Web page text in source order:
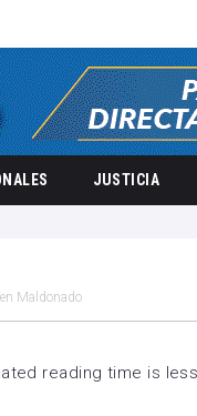
JUSTICIA
Maldonado
reading time is